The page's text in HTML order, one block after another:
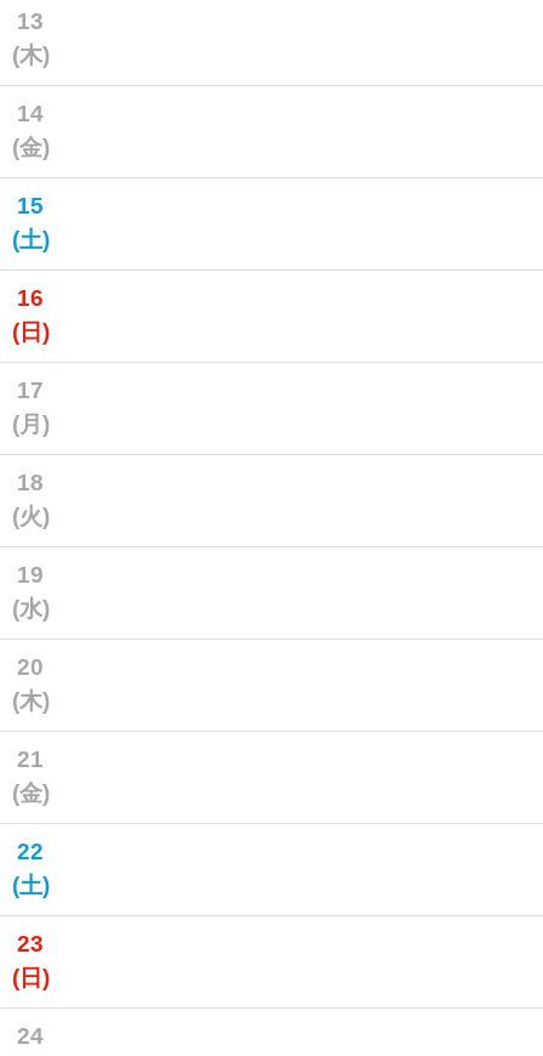
13
(木)
14
(金)
15
(土)
16
(日)
17
(月)
18
(火)
19
(水)
20
(木)
21
(金)
22
(土)
23
(日)
24